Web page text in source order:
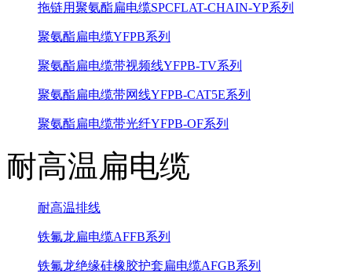
拖链用聚氨酯扁电缆SPCFLAT-CHAIN-YP系列
聚氨酯扁电缆YFPB系列
聚氨酯扁电缆带视频线YFPB-TV系列
聚氨酯扁电缆带网线YFPB-CAT5E系列
聚氨酯扁电缆带光纤YFPB-OF系列
耐高温扁电缆
耐高温排线
铁氟龙扁电缆AFFB系列
铁氟龙绝缘硅橡胶护套扁电缆AFGB系列